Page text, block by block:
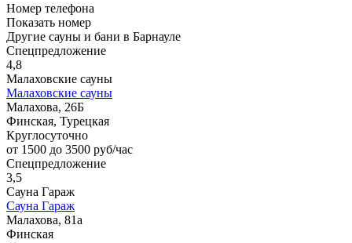
Номер телефона
Показать номер
Другие сауны и бани в Барнауле
Спецпредложение
4,8
Малаховские сауны
Малаховские сауны
Малахова, 26Б
Финская, Турецкая
Круглосуточно
от 1500 до 3500 руб/час
Спецпредложение
3,5
Сауна Гараж
Сауна Гараж
Малахова, 81а
Финская